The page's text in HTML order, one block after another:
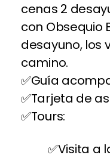
cenas 2
con Obsequio
desayuno, los
camino.
Guía
Tarjeta de
Tours:
Visita a